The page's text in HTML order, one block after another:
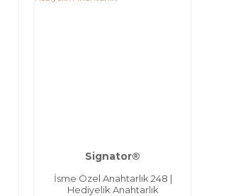
Signator®
İsme Özel Anahtarlık 248 |
Hediyelik Anahtarlık